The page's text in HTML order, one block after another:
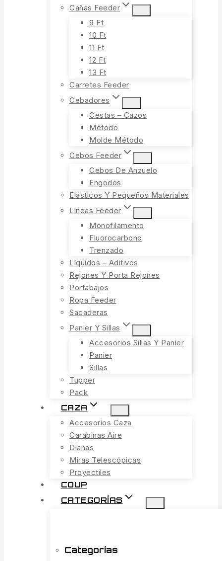
Cañas Feeder
9 Ft
10 Ft
11 Ft
12 Ft
13 Ft
Carretes Feeder
Cebadores
Cestas – Cazos
Método
Molde Método
Cebos Feeder
Cebos De Anzuelo
Engodos
Elásticos Y Pequeños Materiales
Líneas Feeder
Monofilamento
Fluorocarbono
Trenzado
Líquidos – Aditivos
Rejones Y Porta Rejones
Portabajos
Ropa Feeder
Sacaderas
Panier Y Sillas
Accesorios Sillas Y Panier
Panier
Sillas
Tupper
Pack
CAZA
Accesorios Caza
Carabinas Aire
Dianas
Miras Telescópicas
Proyectiles
COUP
CATEGORÍAS
Categorías